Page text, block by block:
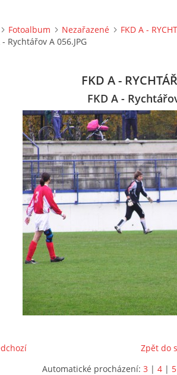
Fotoalbum Nezařazené
FKD A -
- Rychtářov A 056.JPG
FKD A -
FKD A -
Zpět do
Automatické procházení: 3 | 4 | 5